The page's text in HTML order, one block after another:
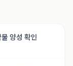
물 양성 확인